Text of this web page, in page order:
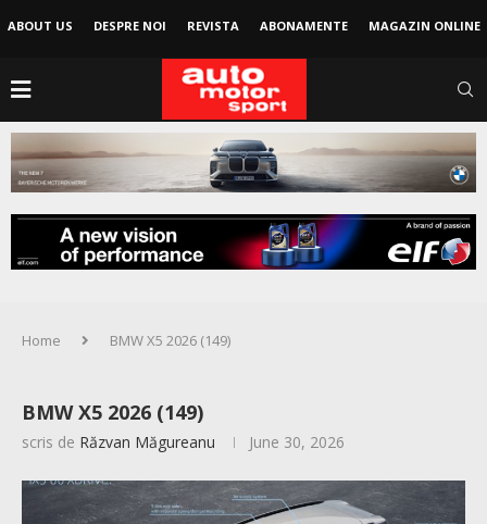
ABOUT US DESPRE NOI REVISTA ABONAMENTE MAGAZIN ONLINE
Home BMW X5 2026 (149)
BMW X5 2026 (149)
scris de Răzvan Măgureanu June 30, 2026